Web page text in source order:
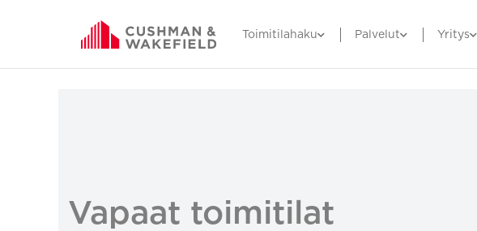
Toimitilahaku Palvelut Yritys
Vapaat toimitilat